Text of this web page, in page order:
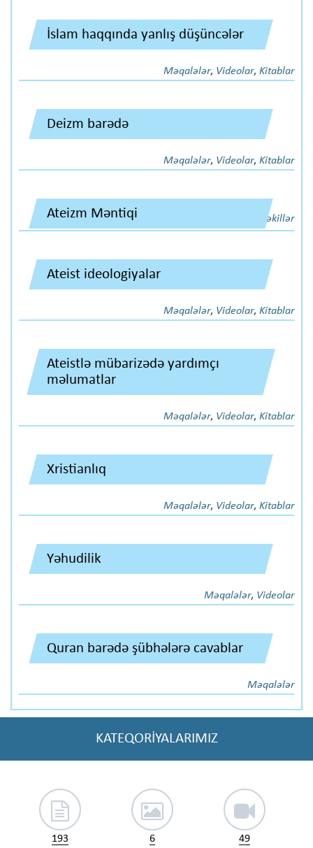
İslam haqqında yanlış düşüncələr
Məqalələr, Videolar, Kitablar
Deizm barədə
Məqalələr, Videolar, Kitablar
Ateizm Məntiqi Şəkillər
Ateist ideologiyalar
Məqalələr, Videolar, Kitablar
Ateistlə mübarizədə yardımçı
məlumatlar
Məqalələr, Videolar, Kitablar
Xristianlıq
Məqalələr, Videolar, Kitablar
Yəhudilik
Məqalələr, Videolar
Quran barədə şübhələrə cavablar
Məqalələr
KATEQORİYALARIMIZ
193 6 49